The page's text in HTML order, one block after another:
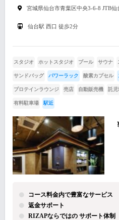
宮城県仙台市青葉区中央3-6-8 JTB仙
仙台駅 西口 徒歩2分
スタジオ ホットスタジオ プール サウナ
サンドバッグ パワーラック 酸素カプセル
プロテインラウンジ 売店 自動販売機 託児
有料駐車場 駅近
コース料金内で豊富なサービス
返金サポート
RIZAPならではの サポート体制